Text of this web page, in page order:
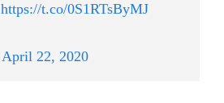
https://t.co/0S1RTsByMJ
April 22, 2020